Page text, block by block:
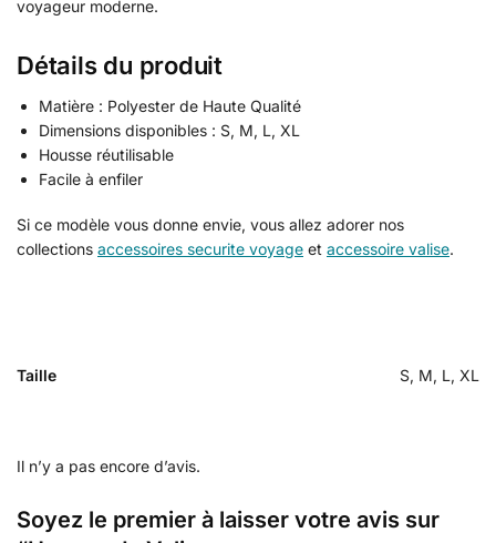
voyageur moderne.
Détails du produit
Matière : Polyester de Haute Qualité
Dimensions disponibles : S, M, L, XL
Housse réutilisable
Facile à enfiler
Si ce modèle vous donne envie, vous allez adorer nos
collections accessoires securite voyage et accessoire valise.
Taille S, M, L, XL
Il n’y a pas encore d’avis.
Soyez le premier à laisser votre avis sur